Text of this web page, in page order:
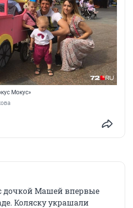
Мокус»
дочкой Машей впервые
Коляску украшали